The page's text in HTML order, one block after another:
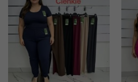
wysyłamy Klientom jedynie
Klientowi, jeżeli
newslettera o
wyłącznie oferty naszego Sklepu.
odnoszące się do ochrony
email